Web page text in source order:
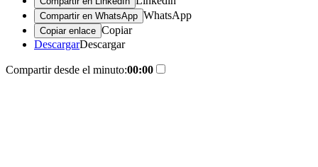
Compartir en WhatsApp WhatsApp
Copiar enlace Copiar
DescargarDescargar
Compartir desde el minuto:00:00